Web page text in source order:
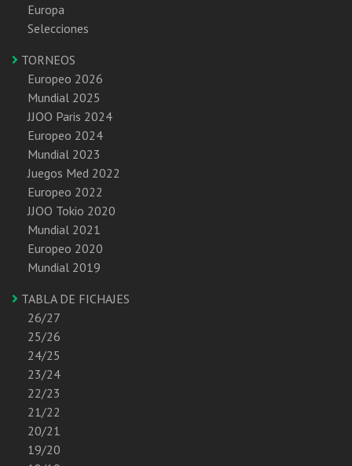
Europa
Selecciones
TORNEOS
Europeo 2026
Mundial 2025
JJOO Paris 2024
Europeo 2024
Mundial 2023
Juegos Med 2022
Europeo 2022
JJOO Tokio 2020
Mundial 2021
Europeo 2020
Mundial 2019
TABLA DE FICHAJES
26/27
25/26
24/25
23/24
22/23
21/22
20/21
19/20